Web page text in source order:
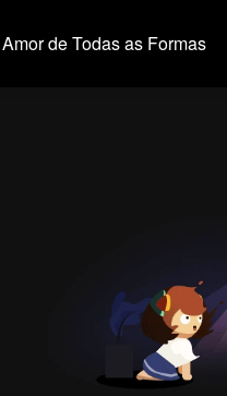
Amor de Todas as Formas